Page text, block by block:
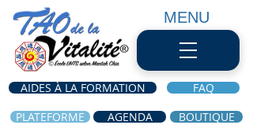
MENU
PLATEFORME AGENDA
AIDES À LA FORMATION FAQ
BOUTIQUE